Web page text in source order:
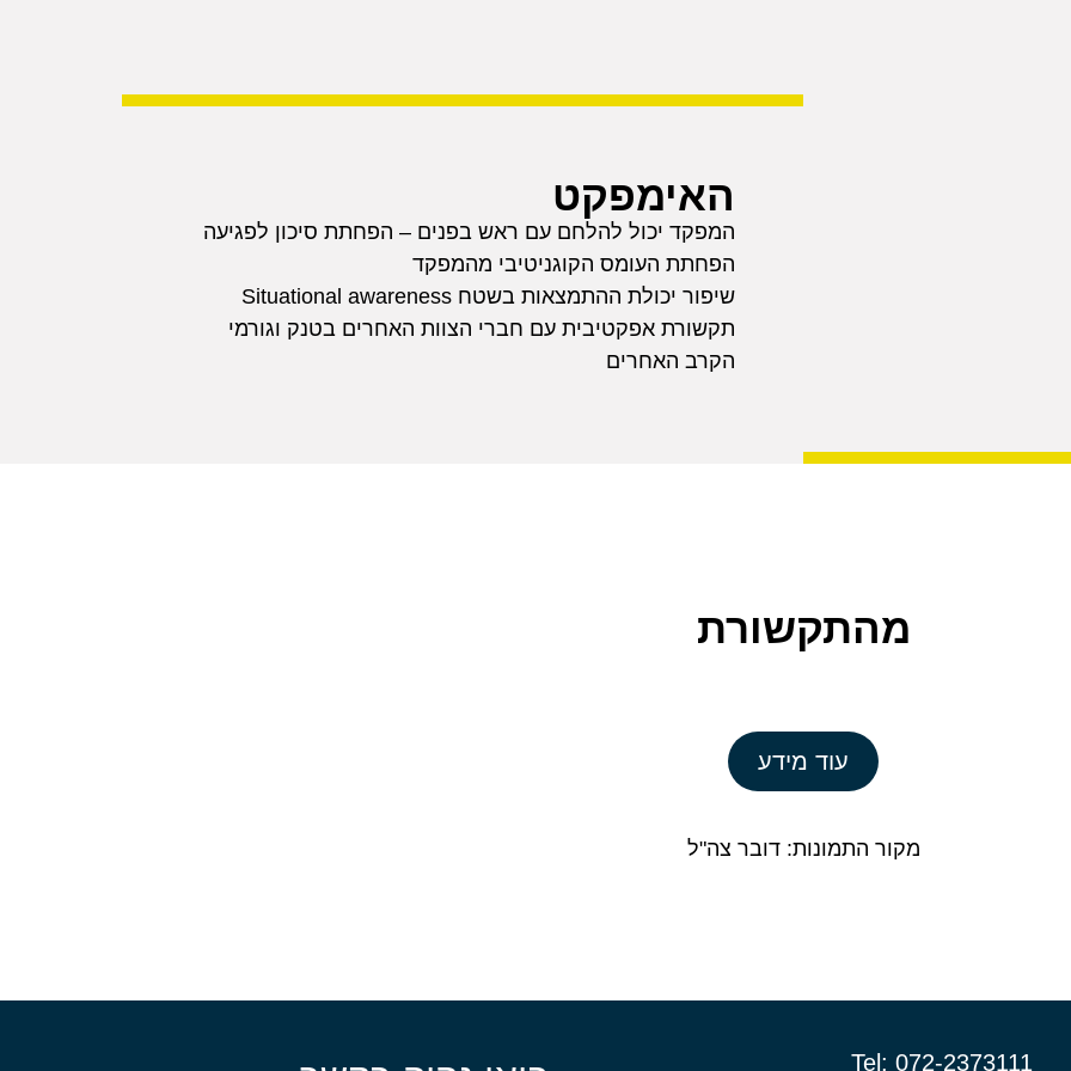
האימפקט
המפקד יכול להלחם עם ראש בפנים – הפחתת סיכון לפגיעה
הפחתת העומס הקוגניטיבי מהמפקד
שיפור יכולת ההתמצאות בשטח Situational awareness
תקשורת אפקטיבית עם חברי הצוות האחרים בטנק וגורמי
הקרב האחרים
מהתקשורת
עוד מידע
מקור התמונות: דובר צה"ל
Tel: 072-2373111